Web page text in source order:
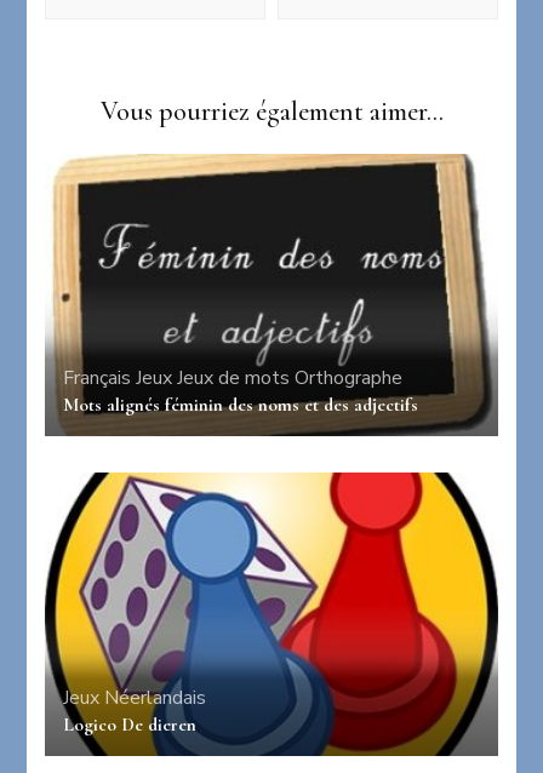
Vous pourriez également aimer...
Français Jeux Jeux de mots Orthographe
Mots alignés féminin des noms et des adjectifs
Jeux Néerlandais
Logico De dieren